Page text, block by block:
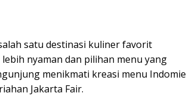
satu destinasi kuliner favorit
nyaman dan pilihan menu yang
menikmati kreasi menu Indomie
Jakarta Fair.